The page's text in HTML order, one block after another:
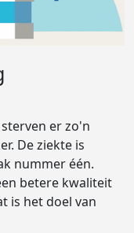
er zo'n
De ziekte is
nummer één.
betere kwaliteit
is het doel van